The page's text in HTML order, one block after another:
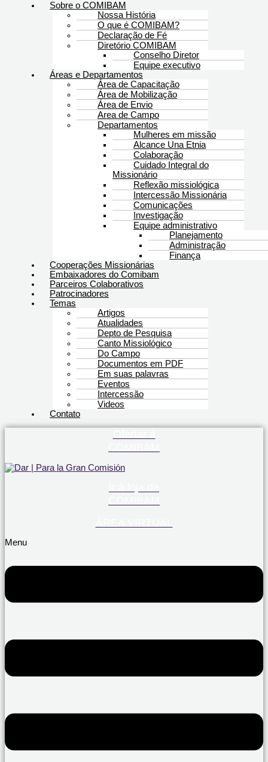
Sobre o COMIBAM
Nossa História
O que é COMIBAM?
Declaração de Fé
Diretório COMIBAM
Conselho Diretor
Equipe executivo
Áreas e Departamentos
Área de Capacitação
Área de Mobilização
Área de Envio
Area de Campo
Departamentos
Mulheres em missão
Alcance Una Etnia
Colaboração
Cuidado Integral do
Missionário
Reflexão missiológica
Intercessão Missionária
Comunicações
Investigação
Equipe administrativo
Planejamento
Administração
Finança
Cooperações Missionárias
Embaixadores do Comibam
Parceiros Colaborativos
Patrocinadores
Temas
Artigos
Atualidades
Depto de Pesquisa
Canto Missiológico
Do Campo
Documentos em PDF
Em suas palavras
Eventos
Intercessão
Videos
Contato
Menu